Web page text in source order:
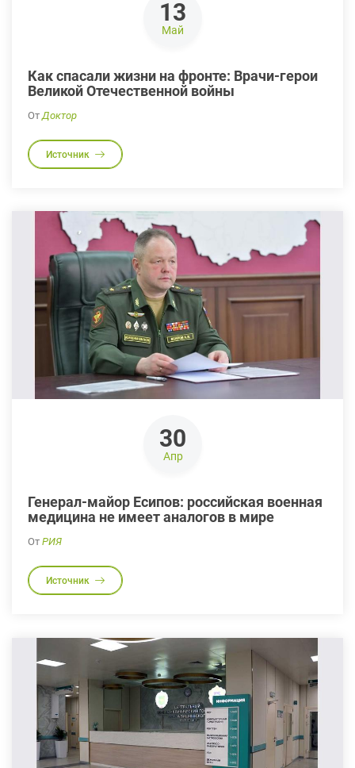
13
Май
Как спасали жизни на фронте: Врачи-герои
Великой Отечественной войны
От Доктор
Источник
30
Апр
Генерал-майор Есипов: российская военная
медицина не имеет аналогов в мире
От РИЯ
Источник